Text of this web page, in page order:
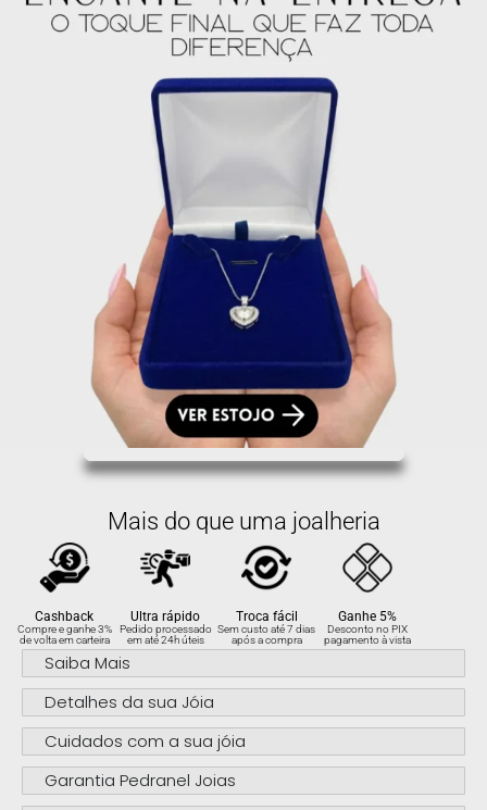
Mais do que uma joalheria
Cashback
Compre e ganhe 3%
de volta em carteira
Ultra rápido
Pedido processado
em até 24h úteis
Troca fácil
Sem custo até 7 dias
após a compra
Ganhe 5%
Desconto no PIX
pagamento à vista
Saiba Mais
Detalhes da sua Jóia
Cuidados com a sua jóia
Garantia Pedranel Joias